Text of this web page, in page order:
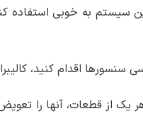
سیستم به خوبی استفاده
یک از قطعات، آنها را